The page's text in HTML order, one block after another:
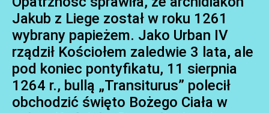
Jakub z Liege został w roku 1261
wybrany papieżem. Jako Urban IV
rządził Kościołem zaledwie 3 lata, ale
pod koniec pontyfikatu, 11 sierpnia
1264 r., bullą „Transiturus” polecił
obchodzić święto Bożego Ciała w